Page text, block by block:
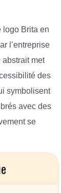
logo Brita en
l’entreprise
met
des
symbolisent
avec des
se